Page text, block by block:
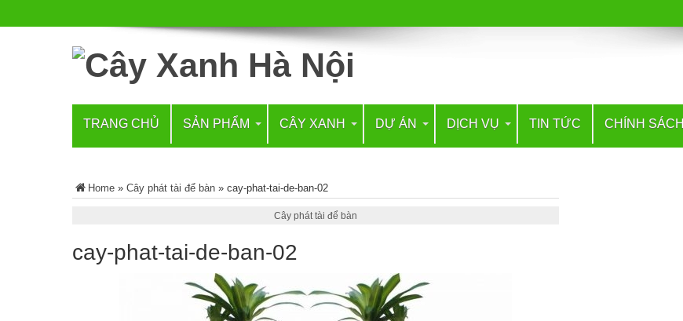
TRANG CHỦ SẢN PHẨM CÂY XANH DỰ ÁN DỊCH VỤ TIN TỨC CHÍNH SÁCH
Home » Cây phát tài để bàn » cay-phat-tai-de-ban-02
Cây phát tài để bàn
cay-phat-tai-de-ban-02